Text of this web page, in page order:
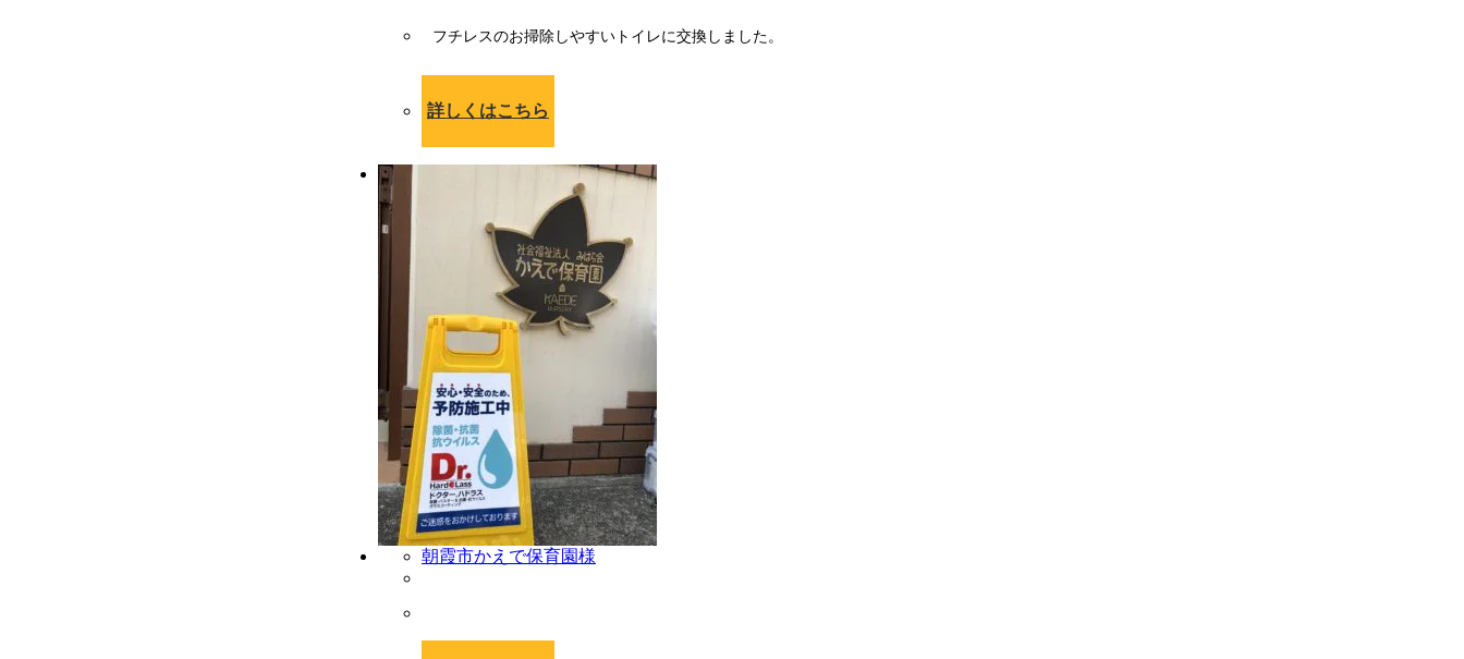
フチレスのお掃除しやすいトイレに交換しました。
詳しくはこちら
朝霞市かえで保育園様